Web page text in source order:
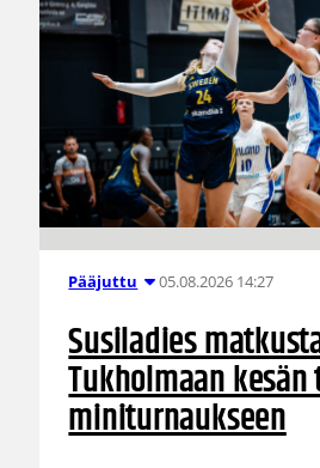
Pääjuttu 05.08.2026 14:27
Susiladies
Tukholmaan
miniturnaukseen